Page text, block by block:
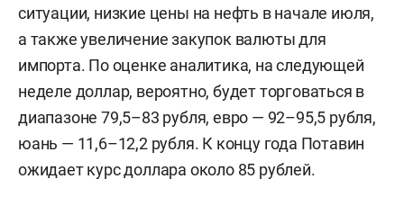
ситуации, низкие цены на нефть в начале июля,
а также увеличение закупок валюты для
импорта. По оценке аналитика, на следующей
неделе доллар, вероятно, будет торговаться в
диапазоне 79,5–83 рубля, евро — 92–95,5 рубля,
юань — 11,6–12,2 рубля. К концу года Потавин
ожидает курс доллара около 85 рублей.